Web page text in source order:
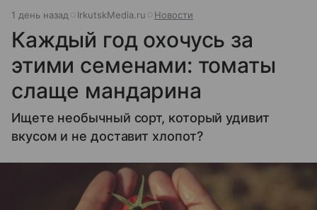
1 день назад IrkutskMedia.ru Новости
Каждый год охочусь за
этими семенами: томаты
слаще мандарина
Ищете необычный сорт, который удивит
вкусом и не доставит хлопот?